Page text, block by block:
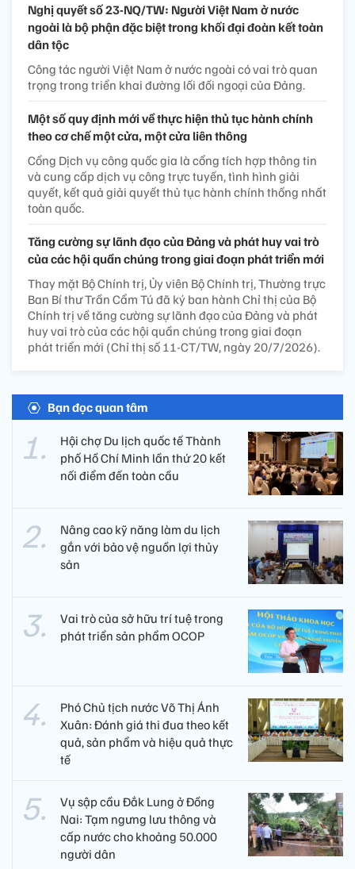
Nghị quyết số 23-NQ/TW: Người Việt Nam ở nước
ngoài là bộ phận đặc biệt trong khối đại đoàn kết toàn
dân tộc
Công tác người Việt Nam ở nước ngoài có vai trò quan
trọng trong triển khai đường lối đối ngoại của Đảng.
Một số quy định mới về thực hiện thủ tục hành chính
theo cơ chế một cửa, một cửa liên thông
Cổng Dịch vụ công quốc gia là cổng tích hợp thông tin
và cung cấp dịch vụ công trực tuyến, tình hình giải
quyết, kết quả giải quyết thủ tục hành chính thống nhất
toàn quốc.
Tăng cường sự lãnh đạo của Đảng và phát huy vai trò
của các hội quần chúng trong giai đoạn phát triển mới
Thay mặt Bộ Chính trị, Ủy viên Bộ Chính trị, Thường trực
Ban Bí thư Trần Cẩm Tú đã ký ban hành Chỉ thị của Bộ
Chính trị về tăng cường sự lãnh đạo của Đảng và phát
huy vai trò của các hội quần chúng trong giai đoạn
phát triển mới (Chỉ thị số 11-CT/TW, ngày 20/7/2026).
Bạn đọc quan tâm
Hội chợ Du lịch quốc tế Thành
phố Hồ Chí Minh lần thứ 20 kết
nối điểm đến toàn cầu
Nâng cao kỹ năng làm du lịch
gắn với bảo vệ nguồn lợi thủy
sản
Vai trò của sở hữu trí tuệ trong
phát triển sản phẩm OCOP
Phó Chủ tịch nước Võ Thị Ánh
Xuân: Đánh giá thi đua theo kết
quả, sản phẩm và hiệu quả thực
tế
Vụ sập cầu Đắk Lung ở Đồng
Nai: Tạm ngưng lưu thông và
cấp nước cho khoảng 50.000
người dân